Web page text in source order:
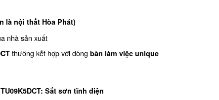
là nội thất Hòa Phát)
nhà sản xuất
thường kết hợp với dòngbàn làm việc unique
Sắt sơn tĩnh điện